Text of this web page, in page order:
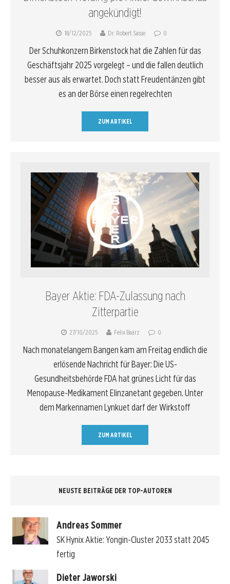
angekündigt!
18/12/2025 Dr. Robert Sasse 0
Der Schuhkonzern Birkenstock hat die Zahlen für das
Geschäftsjahr 2025 vorgelegt – und die fallen deutlich
besser aus als erwartet. Doch statt Freudentänzen gibt
es an der Börse einen regelrechten
ZUM ARTIKEL
Bayer Aktie: FDA-Zulassung nach
Zitterpartie
27/10/2025 Felix Baarz 0
Nach monatelangem Bangen kam am Freitag endlich die
erlösende Nachricht für Bayer: Die US-
Gesundheitsbehörde FDA hat grünes Licht für das
Menopause-Medikament Elinzanetant gegeben. Unter
dem Markennamen Lynkuet darf der Wirkstoff
ZUM ARTIKEL
NEUSTE BEITRÄGE DER TOP-AUTOREN
Andreas Sommer
SK Hynix Aktie: Yongin-Cluster 2033 statt 2045
fertig
Dieter Jaworski